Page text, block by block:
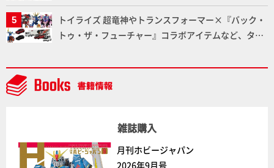
劇中どおりのプロポーションを再現【機動戦士Zガン
ダム】
トイライズ 超竜神やトランスフォーマー×『バック・
トゥ・ザ・フューチャー』コラボアイテムなど、タカ
NEWITEM】
雑誌購入
月刊ホビージャパン
2026年9月号